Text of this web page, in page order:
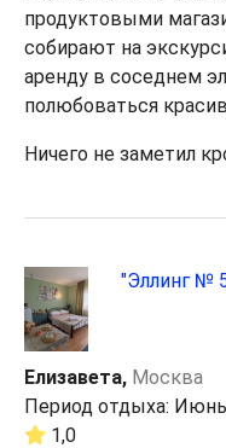
продуктовыми
собирают на
аренду в соседнем
полюбоваться
Ничего не заметил
"Эллинг №
Елизавета, Москва
Период отдыха:
1,0